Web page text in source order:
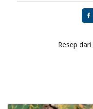
Resep dari